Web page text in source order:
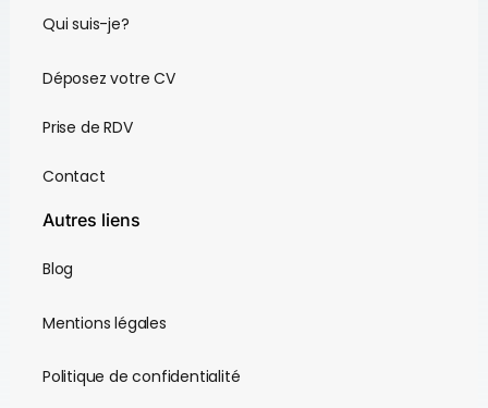
Qui suis-je?
Déposez votre CV
Prise de RDV
Contact
Autres liens
Blog
Mentions légales
Politique de confidentialité